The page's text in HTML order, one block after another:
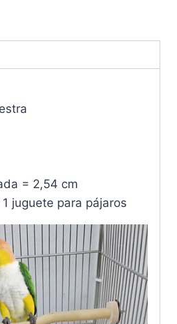
= 2,54 cm
juguete para pájaros